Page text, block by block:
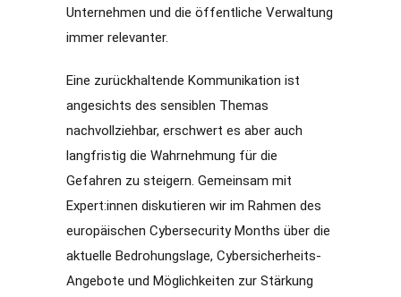
Unternehmen und die öffentliche Verwaltung
immer relevanter.
Eine zurückhaltende Kommunikation ist
angesichts des sensiblen Themas
nachvollziehbar, erschwert es aber auch
langfristig die Wahrnehmung für die
Gefahren zu steigern. Gemeinsam mit
Expert:innen diskutieren wir im Rahmen des
europäischen Cybersecurity Months über die
aktuelle Bedrohungslage, Cybersicherheits-
Angebote und Möglichkeiten zur Stärkung